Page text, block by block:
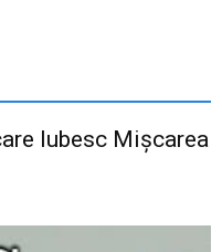
Iubesc Mișcarea